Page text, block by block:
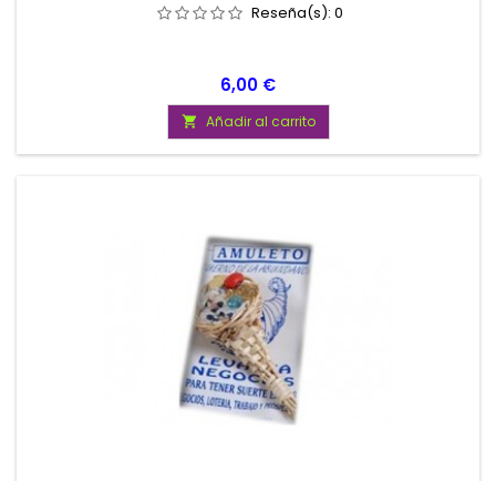
Reseña(s): 0
Precio
6,00 €
 Añadir al carrito